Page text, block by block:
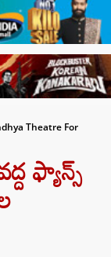
Theatre For
ఫ్యాన్స్